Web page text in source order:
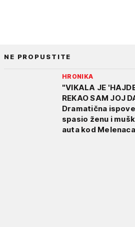
NE PROPUSTITE
HRONIKA
"VIKALA JE
REKAO SAM JOJ
Dramatična
spasio ženu i
auta kod Melenaca